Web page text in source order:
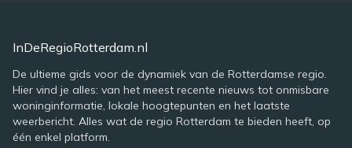
InDeRegioRotterdam.nl
De ultieme gids voor de dynamiek van de Rotterdamse regio.
Hier vind je alles: van het meest recente nieuws tot onmisbare
woninginformatie, lokale hoogtepunten en het laatste
weerbericht. Alles wat de regio Rotterdam te bieden heeft, op
één enkel platform.